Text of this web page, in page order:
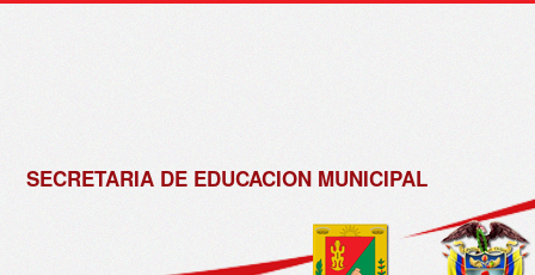
SECRETARIA DE EDUCACION MUNICIPAL
de